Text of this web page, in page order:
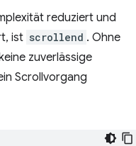
reduziert und
ist scrollend . Ohne
zuverlässige
Scrollvorgang